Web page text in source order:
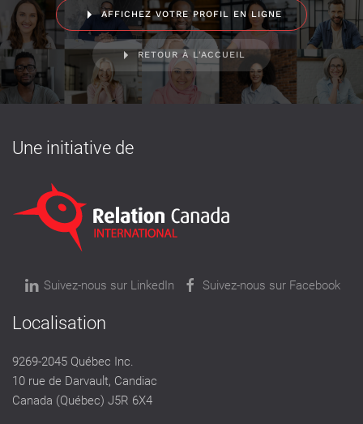
AFFICHEZ VOTRE PROFIL EN LIGNE
RETOUR À L'ACCUEIL
Une initiative de
Suivez-nous sur LinkedIn Suivez-nous sur Facebook
Localisation
9269-2045 Québec Inc.
10 rue de Darvault, Candiac
Canada (Québec) J5R 6X4